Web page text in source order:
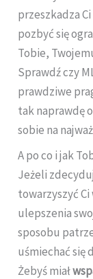
przeszkadza
pozbyć się
Tobie,
Sprawdź czy
prawdziwe
tak naprawdę
sobie na
A po co i jak
Jeżeli
towarzyszyć
ulepszenia
sposobu
uśmiechać się
Żebyś miał